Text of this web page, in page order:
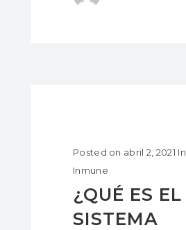
Posted on abril 2, 2021 In
Inmune
¿QUÉ ES EL
SISTEMA